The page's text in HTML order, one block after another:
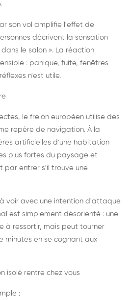
son vol amplifie l'effet de
décrivent la sensation
le salon ». La réaction
: panique, fuite, fenêtres
n'est utile.
le frelon européen utilise des
repère de navigation. À la
artificielles d'une habitation
plus fortes du paysage et
par entrer s'il trouve une
voir avec une intention d'attaque
est simplement désorienté : une
à ressortir, mais peut tourner
minutes en se cognant aux
isolé rentre chez vous
: